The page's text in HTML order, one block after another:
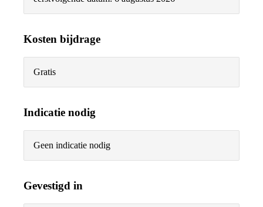
Kosten bijdrage
Gratis
Indicatie nodig
Geen indicatie nodig
Gevestigd in